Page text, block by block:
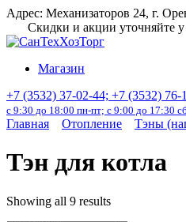
Перейти
содержанию
Адрес: Механизаторов 24, г.
Скидки и акции уточняйте
Магазин
+7 (3532) 37-02-44; +7 (3532) 76-
с 9:30 до 18:00 пн-пт; с 9:00 до 17:30
Главная Отопление Тэны
Тэн для котла
Showing all 9 results